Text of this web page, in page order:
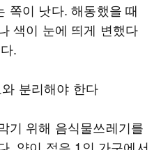
쪽이 낫다. 해동했을 때
색이 눈에 띄게 변했다
.
분리해야 한다
기 위해 음식물쓰레기를